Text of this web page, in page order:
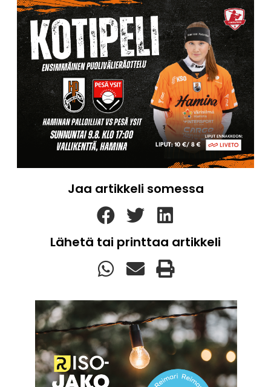
Jaa artikkeli somessa
Lähetä tai printtaa artikkeli